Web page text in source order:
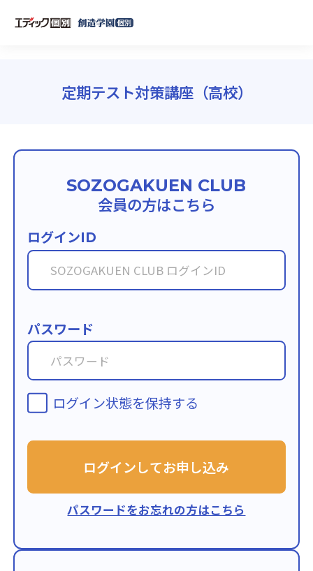
定期テスト対策講座（高校）
SOZOGAKUEN CLUB
会員の方はこちら
ログインID
パスワード
ログイン状態を保持する
ログインしてお申し込み
パスワードをお忘れの方はこちら